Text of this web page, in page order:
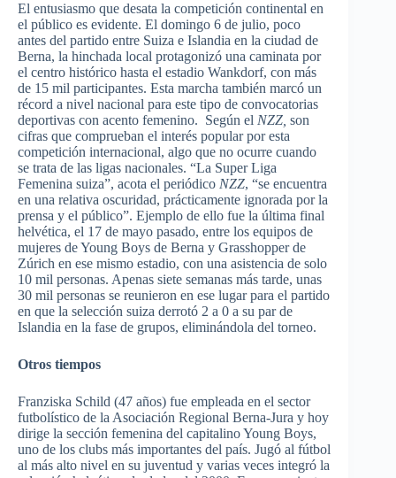
El entusiasmo que desata la competición continental en
el público es evidente. El domingo 6 de julio, poco
antes del partido entre Suiza e Islandia en la ciudad de
Berna, la hinchada local protagonizó una caminata por
el centro histórico hasta el estadio Wankdorf, con más
de 15 mil participantes. Esta marcha también marcó un
récord a nivel nacional para este tipo de convocatorias
deportivas con acento femenino. Según el NZZ, son
cifras que comprueban el interés popular por esta
competición internacional, algo que no ocurre cuando
se trata de las ligas nacionales. “La Super Liga
Femenina suiza”, acota el periódico NZZ, “se encuentra
en una relativa oscuridad, prácticamente ignorada por la
prensa y el público”. Ejemplo de ello fue la última final
helvética, el 17 de mayo pasado, entre los equipos de
mujeres de Young Boys de Berna y Grasshopper de
Zúrich en ese mismo estadio, con una asistencia de solo
10 mil personas. Apenas siete semanas más tarde, unas
30 mil personas se reunieron en ese lugar para el partido
en que la selección suiza derrotó 2 a 0 a su par de
Islandia en la fase de grupos, eliminándola del torneo.
Otros tiempos
Franziska Schild (47 años) fue empleada en el sector
futbolístico de la Asociación Regional Berna-Jura y hoy
dirige la sección femenina del capitalino Young Boys,
uno de los clubs más importantes del país. Jugó al fútbol
al más alto nivel en su juventud y varias veces integró la